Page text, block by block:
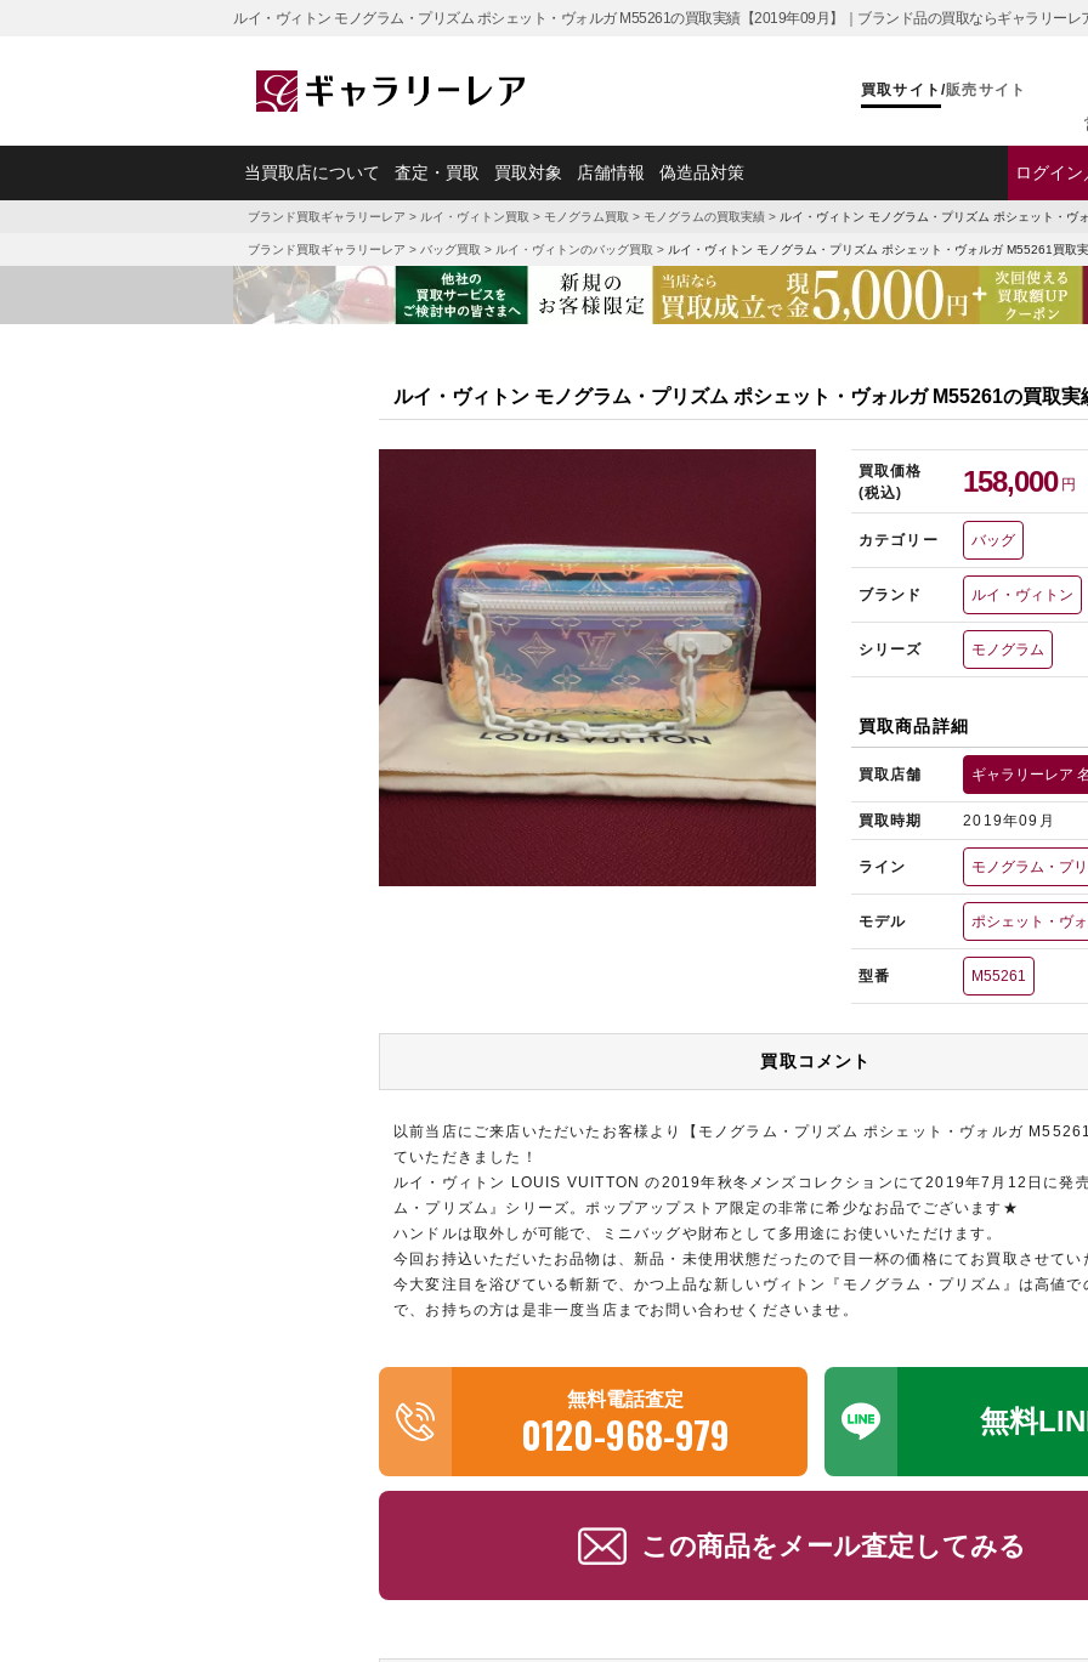
ルイ・ヴィトン モノグラム・プリズム ポシェット・ヴォルガ M55261の買取実績【2019年09月】｜ブランド品の買取ならギャラリーレ
買取サイト /販売サイト
当買取店について 査定・買取 買取対象 店舗情報 偽造品対策 ログイ
ブランド買取ギャラリーレア > ルイ・ヴィトン買取 > モノグラム買取 > モノグラムの買取実績 > ルイ・ヴィトン モノグラム・プリズム ポシェット・ヴ
ブランド買取ギャラリーレア > バッグ買取 > ルイ・ヴィトンのバッグ買取 > ルイ・ヴィトン モノグラム・プリズム ポシェット・ヴォルガ M55261買取
ルイ・ヴィトン モノグラム・プリズム ポシェット・ヴォルガ M55261の買取実
買取価格
(税込)
158,000 円
カテゴリー バッグ
ブランド ルイ・ヴィトン
シリーズ モノグラム
買取商品詳細
買取店舗 ギャラリーレア
買取時期 2019年09月
ライン モノグラム・プ
モデル ポシェット・ヴ
型番 M55261
買取コメント
以前当店にご来店いただいたお客様より【モノグラム・プリズム ポシェット・ヴォルガ
ていただきました！
ルイ・ヴィトン LOUIS VUITTON の2019年秋冬メンズコレクションにて2019年7月12日に発
ム・プリズム』シリーズ。ポップアップストア限定の非常に希少なお品でございます★
ハンドルは取外しが可能で、ミニバッグや財布として多用途にお使いいただけます。
今回お持込いただいたお品物は、新品・未使用状態だったので目一杯の価格にてお買取させてい
今大変注目を浴びている斬新で、かつ上品な新しいヴィトン『モノグラム・プリズム』は高値で
で、お持ちの方は是非一度当店までお問い合わせくださいませ。
無料電話査定
0120-968-979 無料
この商品をメール査定してみる